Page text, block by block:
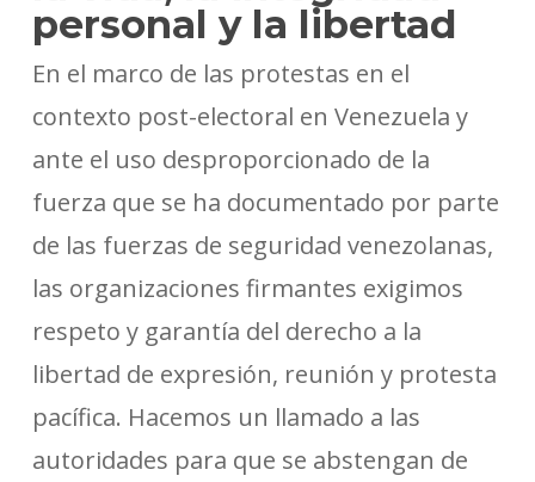
personal y la libertad
En el marco de las protestas en el
contexto post-electoral en Venezuela y
ante el uso desproporcionado de la
fuerza que se ha documentado por parte
de las fuerzas de seguridad venezolanas,
las organizaciones firmantes exigimos
respeto y garantía del derecho a la
libertad de expresión, reunión y protesta
pacífica. Hacemos un llamado a las
autoridades para que se abstengan de